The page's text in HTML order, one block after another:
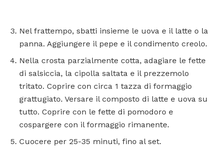
Nel frattempo, sbatti insieme le uova e il latte o la
panna. Aggiungere il pepe e il condimento creolo.
Nella crosta parzialmente cotta, adagiare le fette
di salsiccia, la cipolla saltata e il prezzemolo
tritato. Coprire con circa 1 tazza di formaggio
grattugiato. Versare il composto di latte e uova su
tutto. Coprire con le fette di pomodoro e
cospargere con il formaggio rimanente.
Cuocere per 25-35 minuti, fino al set.